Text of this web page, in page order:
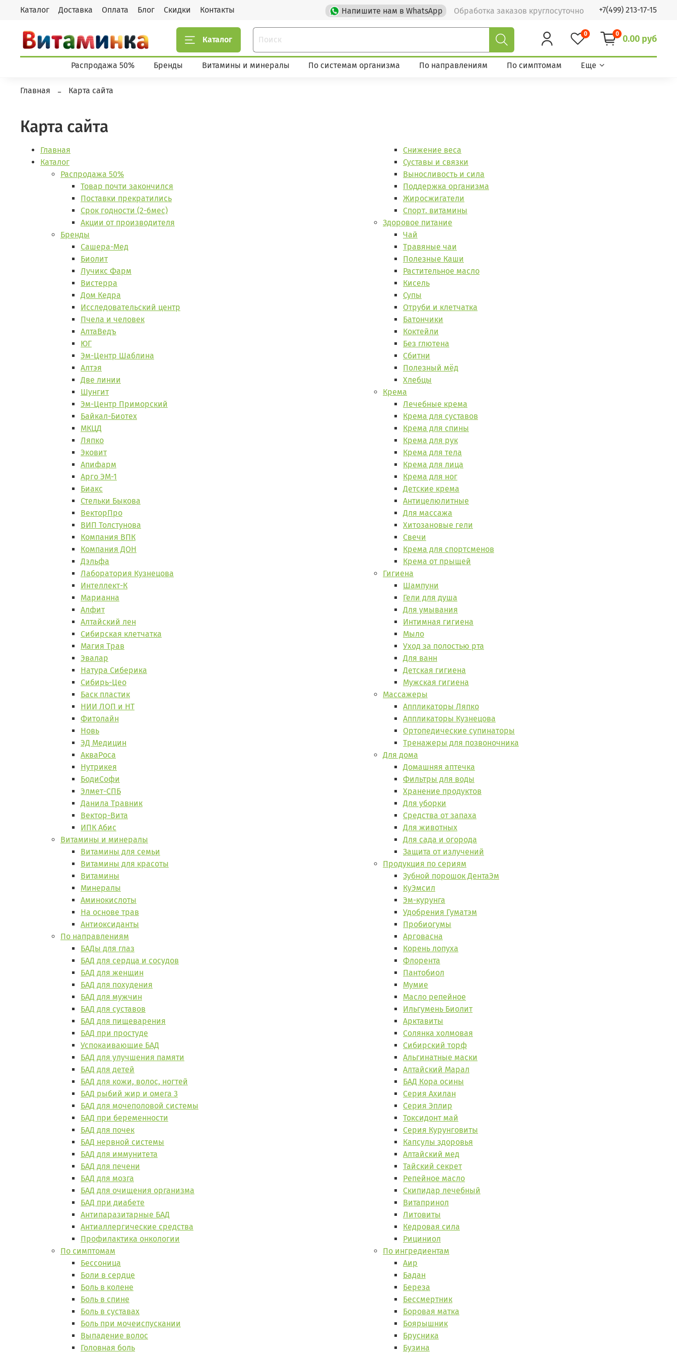
Каталог Доставка Оплата Блог Скидки Контакты Напишите нам в WhatsApp Обработка заказов круглосуточно +7(499) 213-17-15
Каталог
0 0 0.00 руб
Распродажа 50% Бренды Витамины и минералы По системам организма По направлениям По симптомам Еще
Главная Карта сайта
Карта сайта
Главная
Каталог
Распродажа 50%
Товар почти закончился
Поставки прекратились
Срок годности (2-6мес)
Акции от производителя
Бренды
Сашера-Мед
Биолит
Лучикс Фарм
Вистерра
Дом Кедра
Исследовательский центр
Пчела и человек
АлтаВедъ
ЮГ
Эм-Центр Шаблина
Алтэя
Две линии
Шунгит
Эм-Центр Приморский
Байкал-Биотех
МКЦД
Ляпко
Эковит
Апифарм
Арго ЭМ-1
Биакс
Стельки Быкова
ВекторПро
ВИП Толстунова
Компания ВПК
Компания ДОН
Дэльфа
Лаборатория Кузнецова
Интеллект-К
Марианна
Алфит
Алтайский лен
Сибирская клетчатка
Магия Трав
Эвалар
Натура Сиберика
Сибирь-Цео
Баск пластик
НИИ ЛОП и НТ
Фитолайн
Новь
ЭД Медицин
АкваРоса
Нутрикея
БодиСофи
Элмет-СПБ
Данила Травник
Вектор-Вита
ИПК Абис
Витамины и минералы
Витамины для семьи
Витамины для красоты
Витамины
Минералы
Аминокислоты
На основе трав
Антиоксиданты
По направлениям
БАДы для глаз
БАД для сердца и сосудов
БАД для женщин
БАД для похудения
БАД для мужчин
БАД для суставов
БАД для пищеварения
БАД при простуде
Успокаивающие БАД
БАД для улучшения памяти
БАД для детей
БАД для кожи, волос, ногтей
БАД рыбий жир и омега 3
БАД для мочеполовой системы
БАД при беременности
БАД для почек
БАД нервной системы
БАД для иммунитета
БАД для печени
БАД для мозга
БАД для очищения организма
БАД при диабете
Антипаразитарные БАД
Антиаллергические средства
Профилактика онкологии
По симптомам
Бессоница
Боли в сердце
Боль в колене
Боль в спине
Боль в суставах
Боль при мочеиспускании
Выпадение волос
Головная боль
Снижение веса
Суставы и связки
Выносливость и сила
Поддержка организма
Жиросжигатели
Спорт. витамины
Здоровое питание
Чай
Травяные чаи
Полезные Каши
Растительное масло
Кисель
Супы
Отруби и клетчатка
Батончики
Коктейли
Без глютена
Сбитни
Полезный мёд
Хлебцы
Крема
Лечебные крема
Крема для суставов
Крема для спины
Крема для рук
Крема для тела
Крема для лица
Крема для ног
Детские крема
Антицелюлитные
Для массажа
Хитозановые гели
Свечи
Крема для спортсменов
Крема от прыщей
Гигиена
Шампуни
Гели для душа
Для умывания
Интимная гигиена
Мыло
Уход за полостью рта
Для ванн
Детская гигиена
Мужская гигиена
Массажеры
Аппликаторы Ляпко
Аппликаторы Кузнецова
Ортопедические супинаторы
Тренажеры для позвоночника
Для дома
Домашняя аптечка
Фильтры для воды
Хранение продуктов
Для уборки
Средства от запаха
Для животных
Для сада и огорода
Защита от излучений
Продукция по сериям
Зубной порошок ДентаЭм
КуЭмсил
Эм-курунга
Удобрения Гуматэм
Пробиогумы
Арговасна
Корень лопуха
Флорента
Пантобиол
Мумие
Масло репейное
Ильгумень Биолит
Арктавиты
Солянка холмовая
Сибирский торф
Альгинатные маски
Алтайский Марал
БАД Кора осины
Серия Ахилан
Серия Эплир
Токсидонт май
Серия Курунговиты
Капсулы здоровья
Алтайский мед
Тайский секрет
Репейное масло
Скипидар лечебный
Витапринол
Литовиты
Кедровая сила
Рициниол
По ингредиентам
Аир
Бадан
Береза
Бессмертник
Боровая матка
Боярышник
Брусника
Бузина